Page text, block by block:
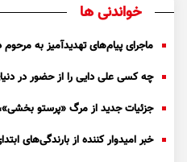
خواندنی ها
ماجرای پیام‌های تهدیدآمیز به
چه کسی علی دایی را از حضور در
جزئیات جدید از مرگ «پرستو
خبر امیدوار کننده از بارندگی‌های ابتدای